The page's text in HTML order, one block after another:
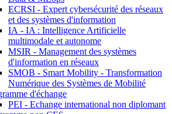
ECRSI - Expert cybersécurité des réseaux
et des systèmes d'information
IA - IA : Intelligence Artificielle
multimodale et autonome
MSIR - Management des systèmes
d'information en réseaux
SMOB - Smart Mobility - Transformation
Numérique des Systèmes de Mobilité
d'échange
PEI - Echange international non diplomant